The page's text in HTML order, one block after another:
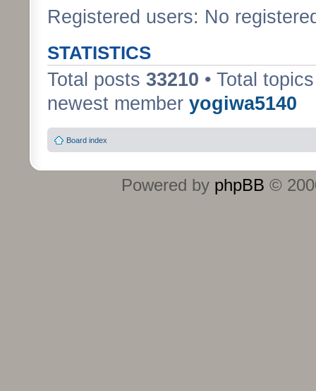
Registered users: No
STATISTICS
Total posts 33210 • Total
newest member yogiwa5140
Board index
Powered by phpBB ©